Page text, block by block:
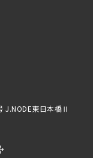
J.NODE東日本橋Ⅱ